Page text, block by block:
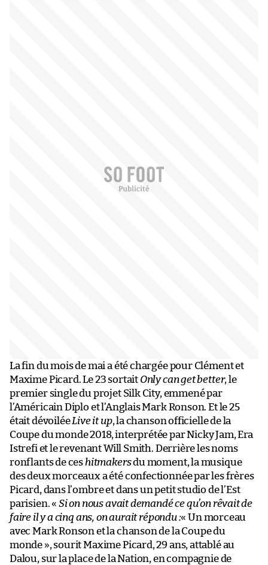
La fin du mois de mai a été chargée pour Clément et
Maxime Picard. Le 23 sortait Only can get better, le
premier single du projet Silk City, emmené par
l’Américain Diplo et l’Anglais Mark Ronson. Et le 25
était dévoiléeLive it up, la chanson officielle de la
Coupe du monde 2018, interprétée par Nicky Jam, Era
Istrefi et le revenant Will Smith. Derrière les noms
ronflants de ces hitmakersdu moment, la musique
des deux morceaux a été confectionnée par les frères
Picard, dans l’ombre et dans un petit studio de l’Est
parisien. « Si on nous avait demandé ce qu’on rêvait de
faire il y a cinq ans, on aurait répondu :« Un morceau
avec Mark Ronson et la chanson de la Coupe du
monde », sourit Maxime Picard, 29 ans, attablé au
Dalou, sur la place de la Nation, en compagnie de